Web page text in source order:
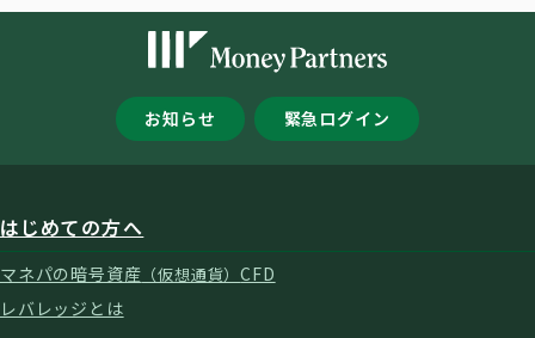
お知らせ 緊急ログイン
はじめての方へ
マネパの暗号資産 （仮想通貨）CFD
レバレッジとは